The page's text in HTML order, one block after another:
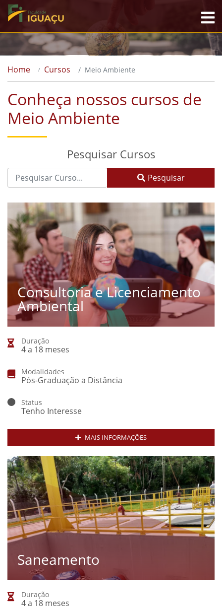
Home Cursos Meio Ambiente
Conheça nossos cursos de
Meio Ambiente
Pesquisar Cursos
Pesquisar
Consultoria e Licenciamento
Ambiental
Duração
4 a 18 meses
Modalidades
Pós-Graduação a Distância
Status
Tenho Interesse
MAIS INFORMAÇÕES
Saneamento
Duração
4 a 18 meses